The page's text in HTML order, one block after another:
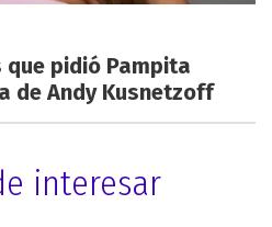
pidió Pampita
de Andy Kusnetzoff
interesar